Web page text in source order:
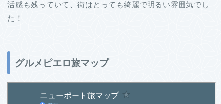
活感も残っていて、街はとっても綺麗で明るい雰囲気でし
た！
グルメピエロ旅マップ